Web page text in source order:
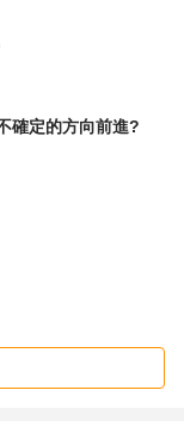
面試順利圓滿。
確定的方向前進?